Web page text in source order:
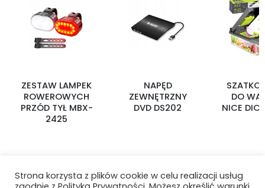
ZESTAW LAMPEK
ROWEROWYCH
PRZÓD TYŁ MBX-
2425
NAPĘD
ZEWNĘTRZNY
DVD DS202
DO
NICE
Strona korzysta z plików cookie w celu realizacji usług